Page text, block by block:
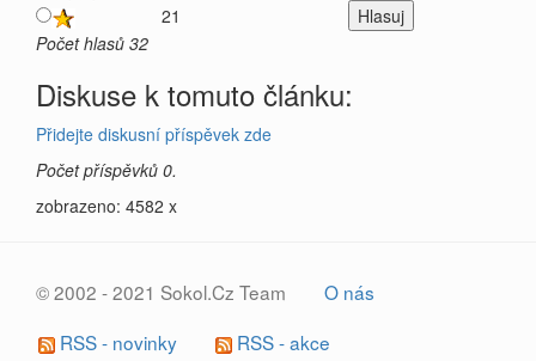
21
Počet hlasů 32
Diskuse k tomuto článku:
Přidejte diskusní příspěvek zde
Počet příspěvků 0.
zobrazeno: 4582 x
© 2002 - 2021 Sokol.Cz Team
O nás
RSS - novinky
RSS - akce